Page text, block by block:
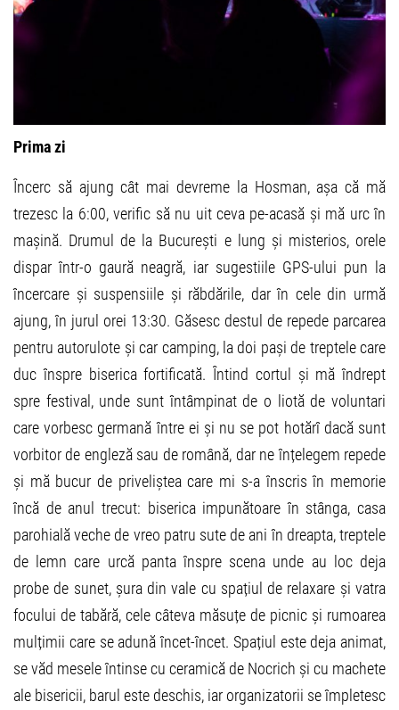
Prima zi
Încerc să ajung cât mai devreme la Hosman, așa că mă
trezesc la 6:00, verific să nu uit ceva pe-acasă și mă urc în
mașină. Drumul de la București e lung și misterios, orele
dispar într-o gaură neagră, iar sugestiile GPS-ului pun la
încercare și suspensiile și răbdările, dar în cele din urmă
ajung, în jurul orei 13:30. Găsesc destul de repede parcarea
pentru autorulote și car camping, la doi pași de treptele care
duc înspre biserica fortificată. Întind cortul și mă îndrept
spre festival, unde sunt întâmpinat de o liotă de voluntari
care vorbesc germană între ei și nu se pot hotărî dacă sunt
vorbitor de engleză sau de română, dar ne înțelegem repede
și mă bucur de priveliștea care mi s-a înscris în memorie
încă de anul trecut: biserica impunătoare în stânga, casa
parohială veche de vreo patru sute de ani în dreapta, treptele
de lemn care urcă panta înspre scena unde au loc deja
probe de sunet, șura din vale cu spațiul de relaxare și vatra
focului de tabără, cele câteva măsuțe de picnic și rumoarea
mulțimii care se adună încet-încet. Spațiul este deja animat,
se văd mesele întinse cu ceramică de Nocrich și cu machete
ale bisericii, barul este deschis, iar organizatorii se împletesc